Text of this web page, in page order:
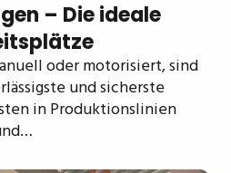
– Die ideale
oder motorisiert, sind
und sicherste
in Produktionslinien